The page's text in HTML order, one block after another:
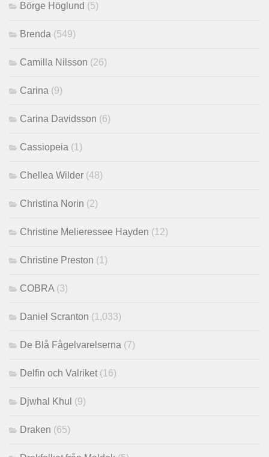
Börge Höglund (5)
Brenda (549)
Camilla Nilsson (26)
Carina (9)
Carina Davidsson (6)
Cassiopeia (1)
Chellea Wilder (48)
Christina Norin (2)
Christine Melieressee Hayden (12)
Christine Preston (1)
COBRA (3)
Daniel Scranton (1,033)
De Blå Fågelvarelserna (7)
Delfin och Valriket (16)
Djwhal Khul (9)
Draken (65)